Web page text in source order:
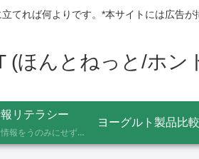
てれば何よりです。*本サイトには広告が
(ほんとねっと/ホン
リテラシー
あふれる情報をうのみにせず、「これってほんと？」と一度立ち止まって見極めるための考え方を記録しています。ニュースの裏の読み解き方、詐欺やデマへの向き合い方など、サイト名「HONTO.NET」の原点となるテーマです。
ヨーグルト製品比